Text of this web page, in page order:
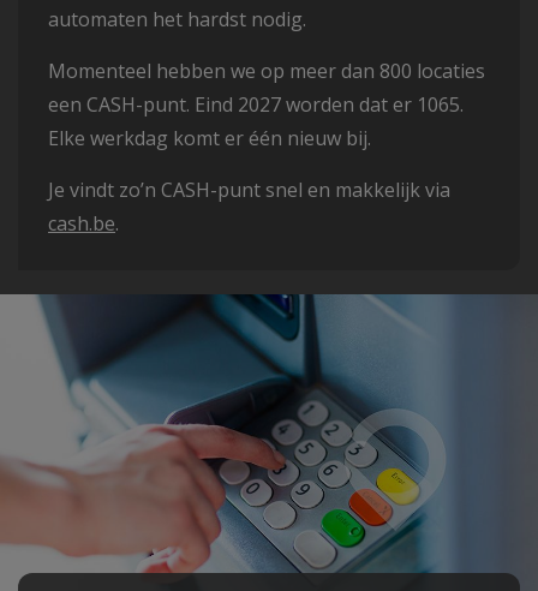
automaten het hardst nodig.
Momenteel hebben we op meer dan 800 locaties
een CASH-punt. Eind 2027 worden dat er 1065.
Elke werkdag komt er één nieuw bij.
Je vindt zo’n CASH-punt snel en makkelijk via
cash.be.